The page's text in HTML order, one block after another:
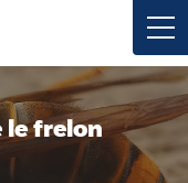
le frelon